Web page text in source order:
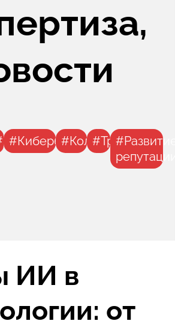
#Кибербезопасность
#Коллцентр
#Тренды
ИИ в
от